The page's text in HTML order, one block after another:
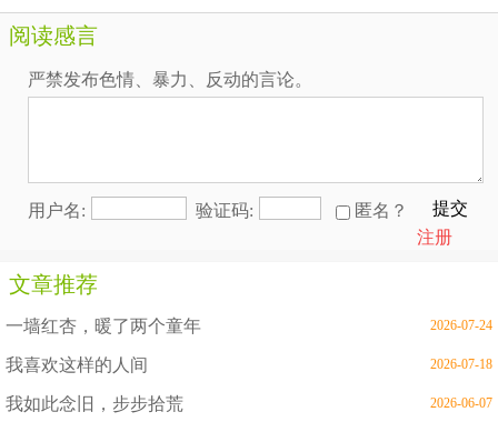
阅读感言
严禁发布色情、暴力、反动的言论。
用户名: 验证码: 匿名？
提交
注册
文章推荐
一墙红杏，暖了两个童年 2026-07-24
我喜欢这样的人间 2026-07-18
我如此念旧，步步拾荒 2026-06-07